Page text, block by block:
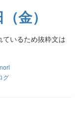
金）
いるため抜粋文は
グ